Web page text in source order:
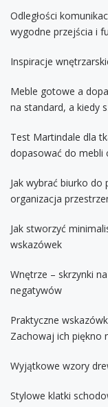
Odległości
wygodne przejścia i
Inspiracje
Meble gotowe a
na standard, a kiedy
Test Martindale dla
dopasować do mebli
Jak wybrać biurko
organizacja
Jak stworzyć
wskazówek
Wnętrze – skrzynki
negatywów
Praktyczne
Zachowaj ich piękno
Wyjątkowe wzory
Stylowe klatki